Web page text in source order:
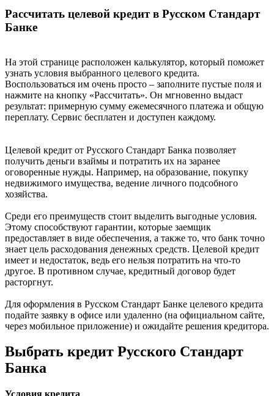
Рассчитать целевой кредит в Русском Стандарт
Банке
На этой странице расположен калькулятор, который поможет
узнать условия выбранного целевого кредита.
Воспользоваться им очень просто – заполните пустые поля и
нажмите на кнопку «Рассчитать». Он мгновенно выдаст
результат: примерную сумму ежемесячного платежа и общую
переплату. Сервис бесплатен и доступен каждому.
Целевой кредит от Русского Стандарт Банка позволяет
получить деньги взаймы и потратить их на заранее
оговоренные нужды. Например, на образование, покупку
недвижимого имущества, ведение личного подсобного
хозяйства.
Среди его преимуществ стоит выделить выгодные условия.
Этому способствуют гарантии, которые заемщик
предоставляет в виде обеспечения, а также то, что банк точно
знает цель расходования денежных средств. Целевой кредит
имеет и недостаток, ведь его нельзя потратить на что-то
другое. В противном случае, кредитный договор будет
расторгнут.
Для оформления в Русском Стандарт Банке целевого кредита
подайте заявку в офисе или удаленно (на официальном сайте,
через мобильное приложение) и ожидайте решения кредитора.
Выбрать кредит Русского Стандарт
Банка